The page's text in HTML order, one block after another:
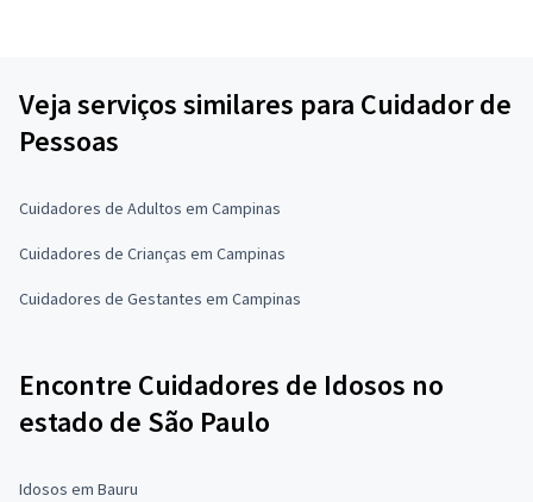
Veja serviços similares para Cuidador de
Pessoas
Cuidadores de Adultos em Campinas
Cuidadores de Crianças em Campinas
Cuidadores de Gestantes em Campinas
Encontre Cuidadores de Idosos no
estado de São Paulo
Idosos em Bauru